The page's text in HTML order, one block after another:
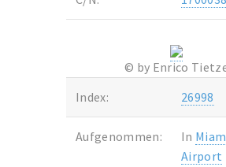
© by Enrico
Index:
26998
Aufgenommen: In
Airport